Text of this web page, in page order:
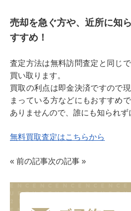
売却を急ぐ方や、近所に知
すすめ！
査定方法は無料訪問査定と同じ
買い取ります。
買取の利点は即金決済ですので
まっている方などにもおすすめ
ありませんので、誰にも知られず
無料買取査定はこちらから
« 前の記事次の記事 »